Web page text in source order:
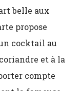
belle aux
propose
cocktail au
et à la
compte